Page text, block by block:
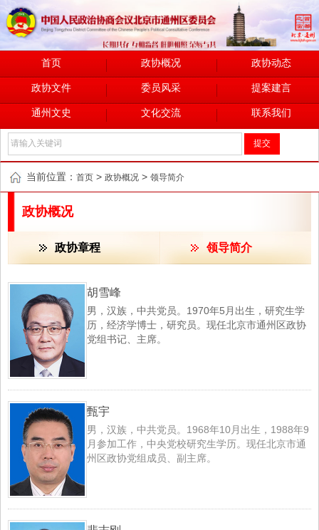
首页 政协概况 政协动态
政协文件 委员风采 提案建言
通州文史 文化交流 联系我们
当前位置： 首页 > 政协概况 > 领导简介
政协概况
政协章程 领导简介
胡雪峰
男，汉族，中共党员。1970年5月出生，研究生学
历，经济学博士，研究员。现任北京市通州区政协
党组书记、主席。
甄宇
男，汉族，中共党员。1968年10月出生，1988年9
月参加工作，中央党校研究生学历。现任北京市通
州区政协党组成员、副主席。